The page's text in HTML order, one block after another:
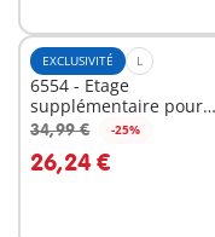
EXCLUSIVITÉ L
6554 - Etage
supplémentaire pour
Maison moderne
34,99 € -25%
26,24 €
Au panier